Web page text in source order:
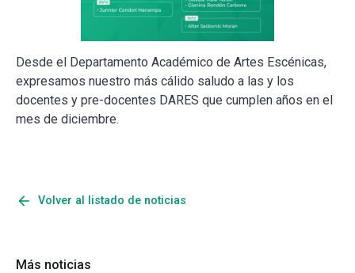
Desde el Departamento Académico de Artes Escénicas,
expresamos nuestro más cálido saludo a las y los
docentes y pre-docentes DARES que cumplen años en el
mes de diciembre.
arrow_back Volver al listado de noticias
Más noticias